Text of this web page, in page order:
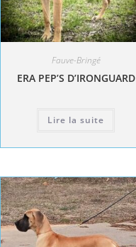
Fauve-Bringé
ERA PEP’S D’IRONGUARD
Lire la suite